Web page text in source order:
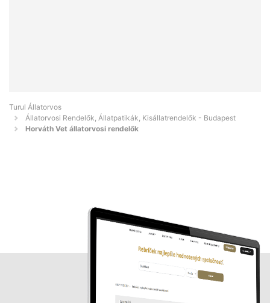
Turul Állatorvos
Állatorvosi Rendelők, Állatpatikák, Kisállatrendelők - Budapest
Horváth Vet állatorvosi rendelők